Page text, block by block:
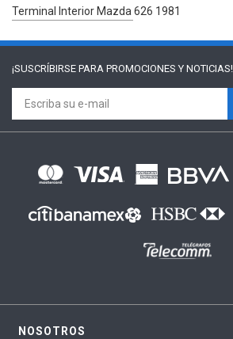
Terminal Interior Mazda 626 1981
¡SUSCRÍBIRSE PARA PROMOCIONES Y NOTICIAS!
NOSOTROS